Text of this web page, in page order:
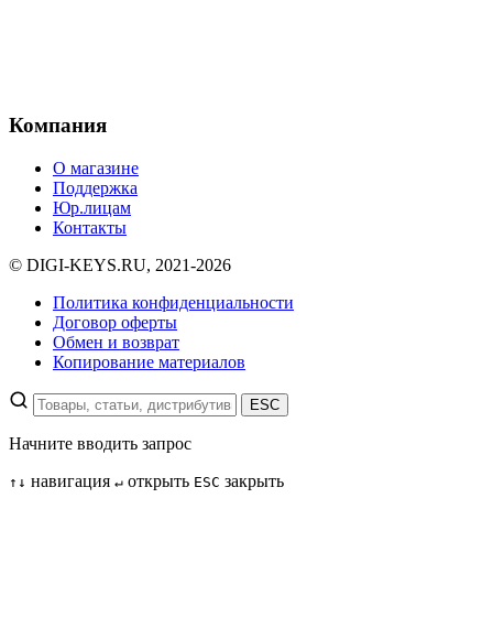
Компания
О магазине
Поддержка
Юр.лицам
Контакты
© DIGI-KEYS.RU, 2021-2026
Политика конфиденциальности
Договор оферты
Обмен и возврат
Копирование материалов
ESC
Начните вводить запрос
↑ ↓ навигация ↵ открыть ESC закрыть